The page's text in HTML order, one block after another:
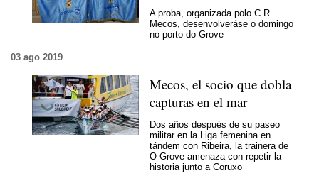
A proba, organizada polo C.R.
Mecos, desenvolveráse o domingo
no porto do Grove
03 ago 2019
Mecos, el socio que dobla
capturas en el mar
Dos años después de su paseo
militar en la Liga femenina en
tándem con Ribeira, la trainera de
O Grove amenaza con repetir la
historia junto a Coruxo